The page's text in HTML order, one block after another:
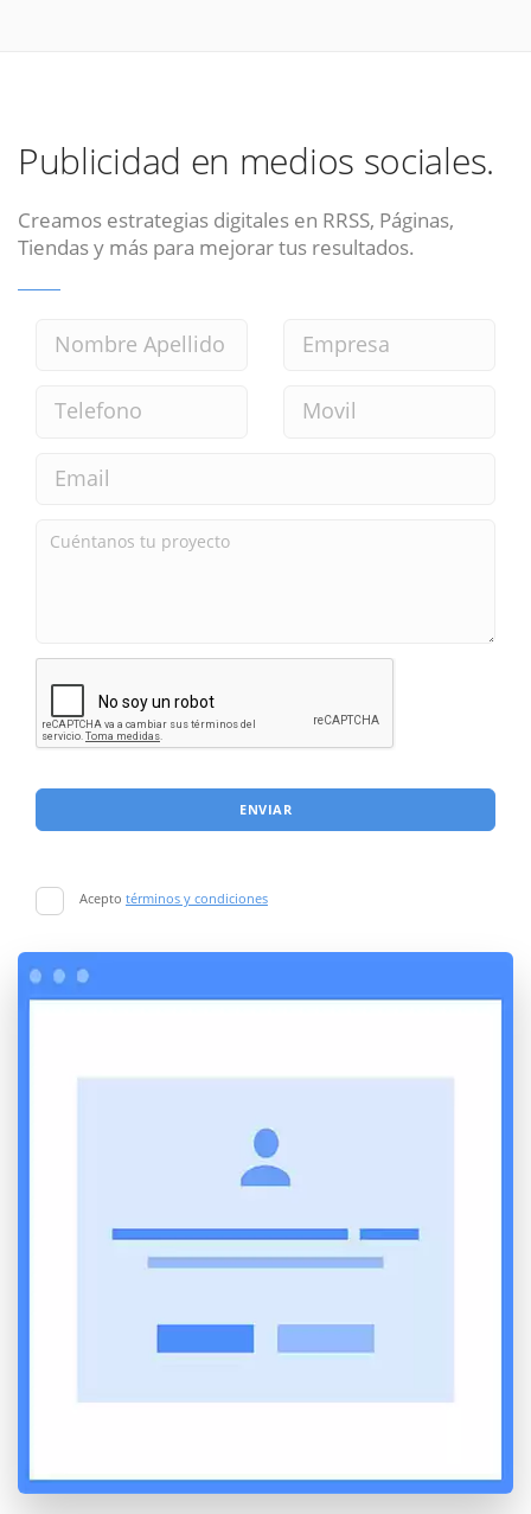
Publicidad en medios sociales.
Creamos estrategias digitales en RRSS, Páginas,
Tiendas y más para mejorar tus resultados.
ENVIAR
Acepto términos y condiciones